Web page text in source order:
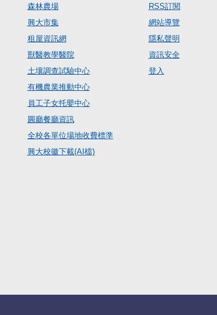
森林農場
興大市集
租屋資訊網
獸醫教學醫院
土壤調查試驗中心
有機農業推動中心
員工子女托嬰中心
圓廳餐廳資訊
全校各單位場地收費標準
興大校徽下載(AI檔)
RSS訂閱
網站導覽
隱私聲明
資訊安全
登入